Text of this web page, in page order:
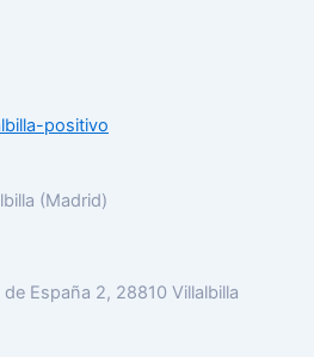
(Madrid)
España 2, 28810 Villalbilla